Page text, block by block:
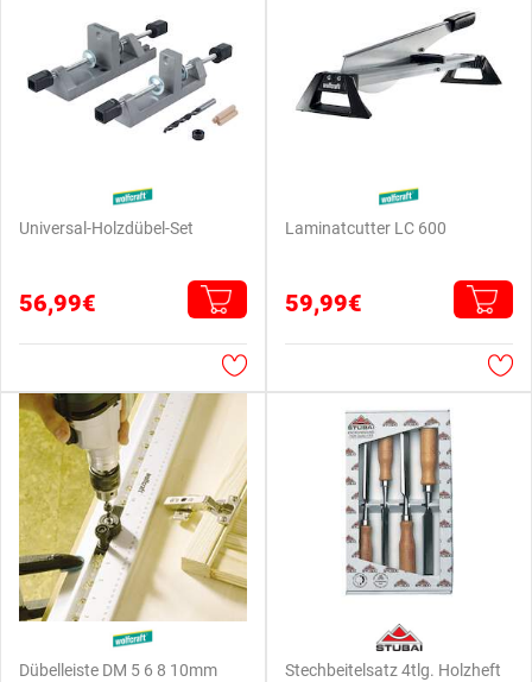
Universal-Holzdübel-Set
56,99€
Laminatcutter LC 600
59,99€
Dübelleiste DM 5 6 8 10mm Stechbeitelsatz 4tlg. Holzheft